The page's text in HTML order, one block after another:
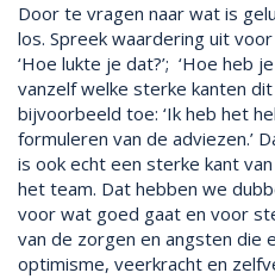
Door te vragen naar wat is
los. Spreek waardering uit
‘Hoe lukte je dat?’; ‘Hoe heb
vanzelf welke sterke kanten
bijvoorbeeld toe: ‘Ik heb het
formuleren van de adviezen.’
is ook echt een sterke kant
het team. Dat hebben we
voor wat goed gaat en voor
van de zorgen en angsten die
optimisme, veerkracht en